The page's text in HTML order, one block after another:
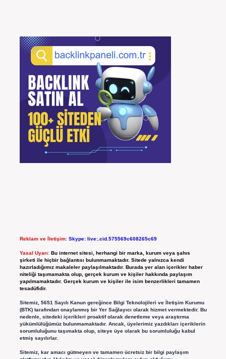
Reklam ve İletişim: Skype: live:.cid.575569c608265c69
Yasal Uyarı: Bu internet sitesi, herhangi bir marka, kurum veya şahıs
şirketi ile hiçbir bağlantısı bulunmamaktadır. Sitede yalnızca kendi
hazırladığımız makaleler paylaşılmaktadır. Burada yer alan içerikler haber
niteliği taşımamakta olup, gerçek kurum ve kişiler hakkında paylaşım
yapılmamaktadır. Gerçek kurum ve kişiler ile isim benzerlikleri tamamen
tesadüfidir.
Sitemiz, 5651 Sayılı Kanun gereğince Bilgi Teknolojileri ve İletişim Kurumu
(BTK) tarafından onaylanmış bir Yer Sağlayıcı olarak hizmet vermektedir. Bu
nedenle, sitedeki içerikleri proaktif olarak denetleme veya araştırma
yükümlülüğümüz bulunmamaktadır. Ancak, üyelerimiz yazdıkları içeriklerin
sorumluluğunu taşımakta olup, siteye üye olarak bu sorumluluğu kabul
etmiş sayılırlar.
Sitemiz, kar amacı gütmeyen ve tamamen ücretsiz bir bilgi paylaşım